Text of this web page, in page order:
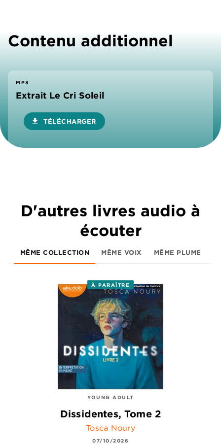
Contenu additionnel
MP3
Extrait Le Cri Soleil
download TÉLÉCHARGER
D'autres livres audio à
écouter
MÊME COLLECTION MÊME VOIX MÊME PLUME
À PARAÎTRE
YOUNG ADULT
Dissidentes, Tome 2
Tosca Noury
07/10/2026